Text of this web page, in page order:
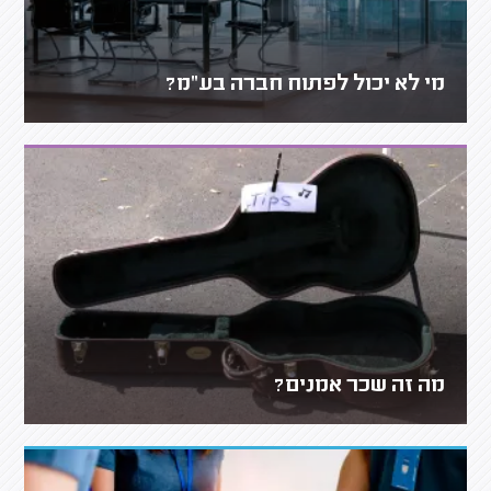
מי לא יכול לפתוח חברה בע"מ?
מה זה שכר אמנים?